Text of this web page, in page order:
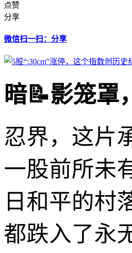
点赞
分享
微信扫一扫：分享
暗📝影笼罩
忍界，这片
一股前所未
日和平的村
都跌入了永